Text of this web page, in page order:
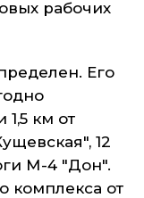
рабочих
Его
1,5 км от
12
М-4 "Дон".
комплекса от